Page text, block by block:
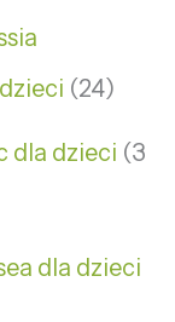
24
dla dzieci 3
dla dzieci